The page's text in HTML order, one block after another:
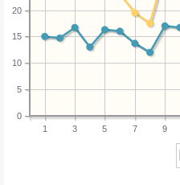
1 3 5 7 9
0
5
10
15
20